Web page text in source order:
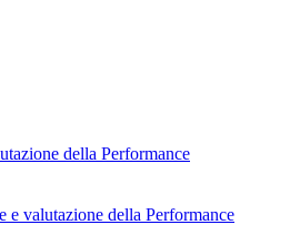
della Performance
e valutazione della Performance